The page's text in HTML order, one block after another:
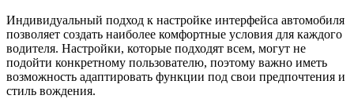
Индивидуальный подход к настройке интерфейса автомобиля
позволяет создать наиболее комфортные условия для каждого
водителя. Настройки, которые подходят всем, могут не
подойти конкретному пользователю, поэтому важно иметь
возможность адаптировать функции под свои предпочтения и
стиль вождения.